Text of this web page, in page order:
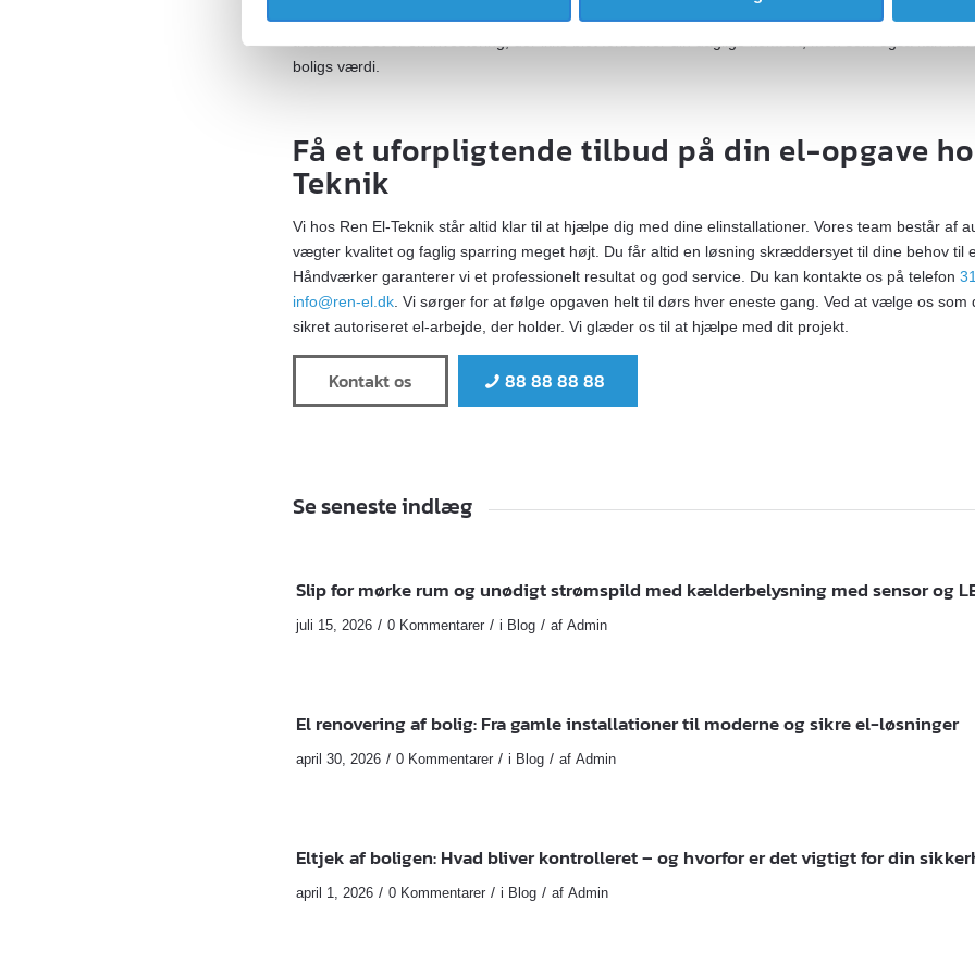
nyeste systemer er desuden mere kompakte og giver et pænere udtryk i entréen eller bryggerset
boligs værdi.
Få et uforpligtende tilbud på din el-opgave
Teknik
Vi hos Ren El-Teknik står altid klar til at hjælpe dig med dine elinstallationer. Vores team består af
vægter kvalitet og faglig sparring meget højt. Du får altid en løsning skræddersyet til dine behov til
Håndværker garanterer vi et professionelt resultat og god service. Du kan kontakte os på telefon
info@ren-el.dk. Vi sørger for at følge opgaven helt til dørs hver eneste gang. Ved at vælge os som
sikret autoriseret el-arbejde, der holder. Vi glæder os til at hjælpe med dit projekt.
Kontakt os 88 88 88 88
Se seneste indlæg
Slip for mørke rum og unødigt strømspild med kælderbelysning med sensor og
juli 15, 2026 / 0 Kommentarer / i Blog / af Admin
El renovering af bolig: Fra gamle installationer til moderne og sikre el-løsninger
april 30, 2026 / 0 Kommentarer / i Blog / af Admin
Eltjek af boligen: Hvad bliver kontrolleret – og hvorfor er det vigtigt for din
april 1, 2026 / 0 Kommentarer / i Blog / af Admin